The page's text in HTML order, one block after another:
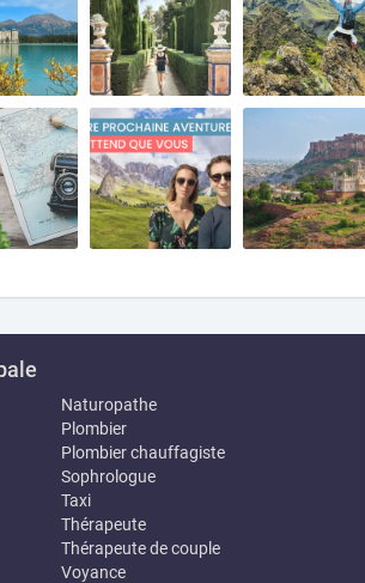
Naturopathe
Plombier
Plombier chauffagiste
Sophrologue
Taxi
Thérapeute
Thérapeute de couple
Voyance